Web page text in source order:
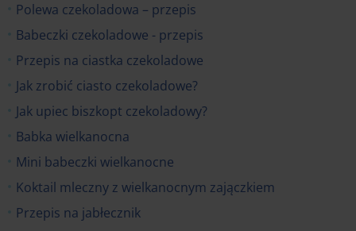
Polewa czekoladowa – przepis
Babeczki czekoladowe - przepis
Przepis na ciastka czekoladowe
Jak zrobić ciasto czekoladowe?
Jak upiec biszkopt czekoladowy?
Babka wielkanocna
Mini babeczki wielkanocne
Koktail mleczny z wielkanocnym zajączkiem
Przepis na jabłecznik